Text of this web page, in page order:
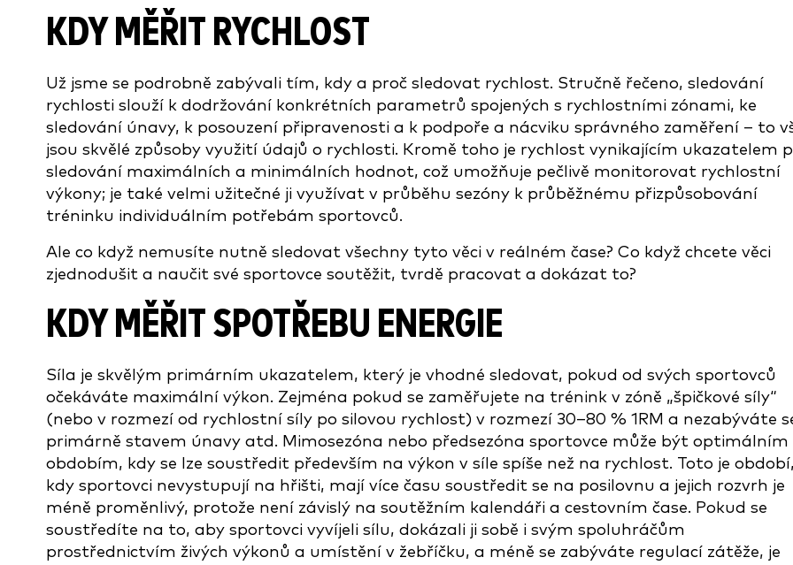
KDY MĚŘIT RYCHLOST
Už jsme se podrobně zabývali tím, kdy a proč sledovat rychlost. Stručně řečeno, sledování
rychlosti slouží k dodržování konkrétních parametrů spojených s rychlostními zónami, ke
sledování únavy, k posouzení připravenosti a k podpoře a nácviku správného zaměření – to
jsou skvělé způsoby využití údajů o rychlosti. Kromě toho je rychlost vynikajícím ukazatelem
sledování maximálních a minimálních hodnot, což umožňuje pečlivě monitorovat rychlostní
výkony; je také velmi užitečné ji využívat v průběhu sezóny k průběžnému přizpůsobování
tréninku individuálním potřebám sportovců.
Ale co když nemusíte nutně sledovat všechny tyto věci v reálném čase? Co když chcete věci
zjednodušit a naučit své sportovce soutěžit, tvrdě pracovat a dokázat to?
KDY MĚŘIT SPOTŘEBU ENERGIE
Síla je skvělým primárním ukazatelem, který je vhodné sledovat, pokud od svých sportovců
očekáváte maximální výkon. Zejména pokud se zaměřujete na trénink v zóně „špičkové síly“
(nebo v rozmezí od rychlostní síly po silovou rychlost) v rozmezí 30–80 % 1RM a nezabýváte
primárně stavem únavy atd. Mimosezóna nebo předsezóna sportovce může být optimálním
obdobím, kdy se lze soustředit především na výkon v síle spíše než na rychlost. Toto je
kdy sportovci nevystupují na hřišti, mají více času soustředit se na posilovnu a jejich rozvrh je
méně proměnlivý, protože není závislý na soutěžním kalendáři a cestovním čase. Pokud se
soustředíte na to, aby sportovci vyvíjeli sílu, dokázali ji sobě i svým spoluhráčům
prostřednictvím živých výkonů a umístění v žebříčku, a méně se zabýváte regulací zátěže, je